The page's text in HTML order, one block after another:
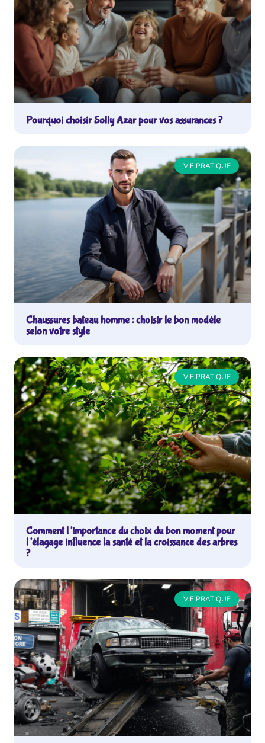
Pourquoi choisir Solly Azar pour vos assurances ?
VIE PRATIQUE
Chaussures bateau homme : choisir le bon modèle
selon votre style
VIE PRATIQUE
Comment l’importance du choix du bon moment pour
l’élagage influence la santé et la croissance des arbres
?
VIE PRATIQUE